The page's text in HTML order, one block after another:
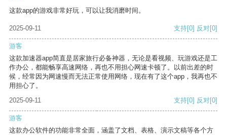
这款app的游戏非常好玩，可以让我消磨时间。
2025-09-11 支持[0] 反对[0]
游客
这款加速器app简直是居家旅行必备神器，无论是看视频、玩游戏还是工
作办公，都能畅享高速网络，再也不用担心网速卡顿了。以前出差的时
候，经常因为网速慢而无法正常使用网络，现在有了这个app，我再也不
用担心了。
2025-09-11
支持[0] 反对[0]
游客
这款办公软件的功能非常全面，涵盖了文档、表格、演示文稿等各个方